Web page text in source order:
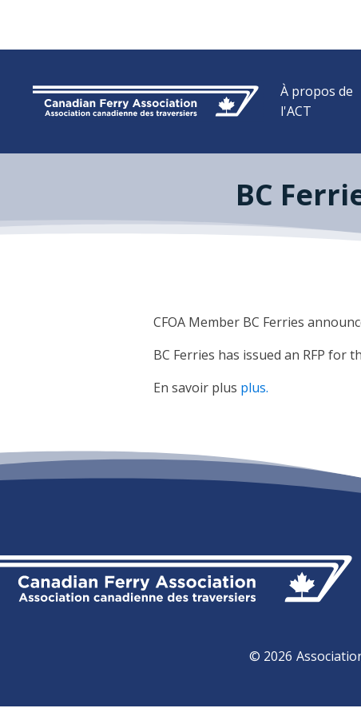
À propos de
l'ACT
BC
CFOA Member BC Ferries
BC Ferries has issued an RFP for
En savoir plus plus.
© 2026